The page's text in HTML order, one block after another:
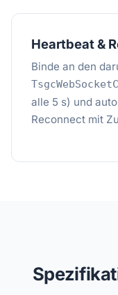
Heartbeat &
Binde an den
alle 5 s) und
Reconnect mit